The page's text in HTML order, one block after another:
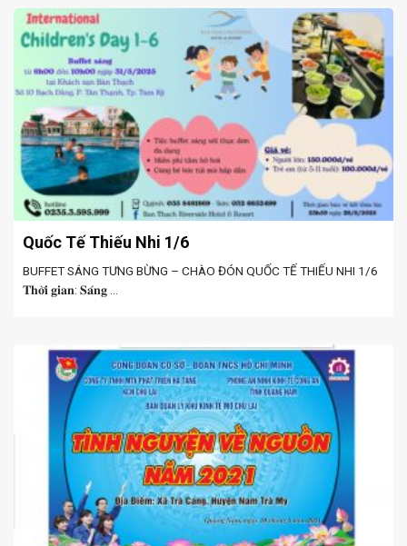
Quốc Tế Thiếu Nhi 1/6
BUFFET SÁNG TƯNG BỪNG – CHÀO ĐÓN QUỐC TẾ THIẾU NHI 1/6
𝐓𝐡𝐨̛̀𝐢 𝐠𝐢𝐚𝐧: 𝐒𝐚́𝐧𝐠 ...